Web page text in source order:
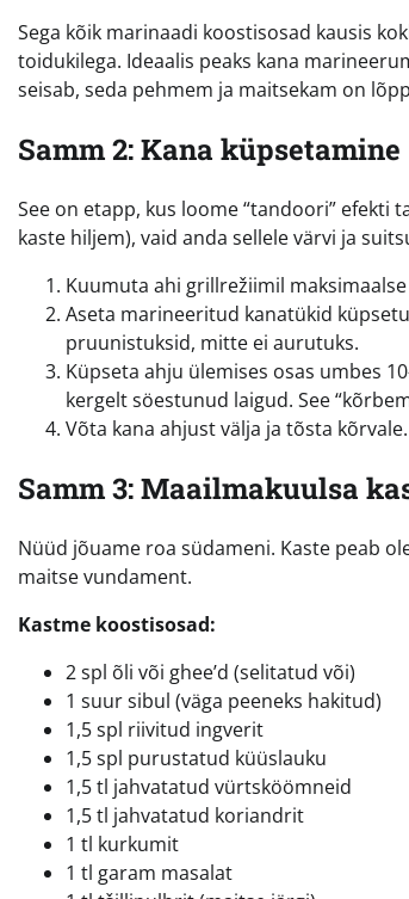
Sega kõik marinaadi koostisosad kausis
toidukilega. Ideaalis peaks kana
seisab, seda pehmem ja maitsekam on
Samm 2: Kana küpsetamine
See on etapp, kus loome “tandoori” efekti
kaste hiljem), vaid anda sellele värvi ja
Kuumuta ahi grillrežiimil
Aseta marineeritud kanatükid
pruunistuksid, mitte ei aurutuks.
Küpseta ahju ülemises osas umbes
kergelt söestunud laigud. See
Võta kana ahjust välja ja tõsta kõrvale.
Samm 3: Maailmakuulsa
Nüüd jõuame roa südameni. Kaste peab
maitse vundament.
Kastme koostisosad:
2 spl õli või ghee’d (selitatud või)
1 suur sibul (väga peeneks hakitud)
1,5 spl riivitud ingverit
1,5 spl purustatud küüslauku
1,5 tl jahvatatud vürtsköömneid
1,5 tl jahvatatud koriandrit
1 tl kurkumit
1 tl garam masalat